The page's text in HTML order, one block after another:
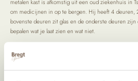
metalen kast is afkomstig uit een oud ziekenhuis in
om medicijnen in op te bergen. Hij heeft 4 deuren,
bovenste deuren zit glas en de onderste deuren zijn
bepalen wat je laat zien en wat niet.